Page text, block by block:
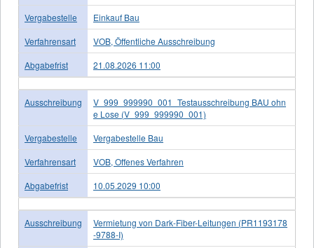
Vergabestelle
Einkauf Bau
Verfahrensart
VOB, Öffentliche Ausschreibung
Abgabefrist
21.08.2026 11:00
Ausschreibung
V_999_999990_001_Testausschreibung BAU ohn
e Lose (V_999_999990_001)
Vergabestelle
Vergabestelle Bau
Verfahrensart
VOB, Offenes Verfahren
Abgabefrist
10.05.2029 10:00
Ausschreibung
Vermietung von Dark-Fiber-Leitungen (PR1193178
-9788-I)